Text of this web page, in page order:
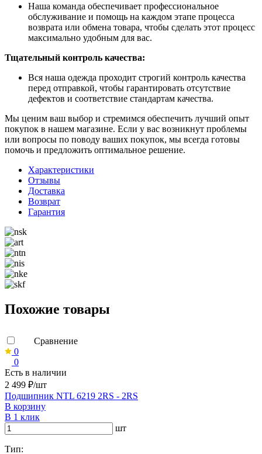
Наша команда обеспечивает профессиональное
обслуживание и помощь на каждом этапе процесса
возврата или обмена товара, чтобы сделать этот процесс
максимально удобным для вас.
Тщательный контроль качества:
Вся наша одежда проходит строгий контроль качества
перед отправкой, чтобы гарантировать отсутствие
дефектов и соответствие стандартам качества.
Мы ценим ваш выбор и стремимся обеспечить лучший опыт
покупок в нашем магазине. Если у вас возникнут проблемы
или вопросы по поводу ваших покупок, мы всегда готовы
помочь и предложить оптимальное решение.
Характеристики
Отзывы
Доставка
Возврат
Гарантия
Похожие товары
Сравнение
0
0
Есть в наличии
2 499 ₽/шт
Подшипник NTL 6219 2RS - 2RS
В корзину
В 1 клик
шт
Тип: